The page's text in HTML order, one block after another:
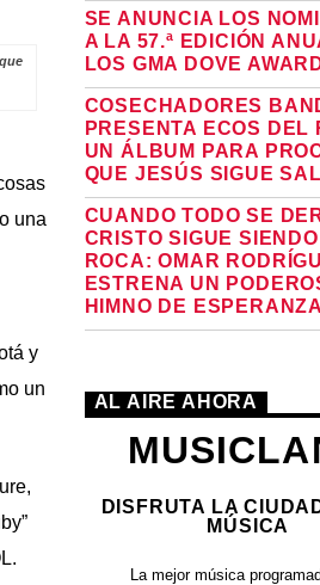
una
y
un
SE ANUNCIA LOS
A LA 57.ª EDICIÓN
LOS GMA DOVE
COSECHADORES
PRESENTA ECOS DEL
UN ÁLBUM PARA
QUE JESÚS SIGUE
CUANDO TODO SE
CRISTO SIGUE
ROCA: OMAR
ESTRENA UN
HIMNO DE ESPERANZA
AL AIRE AHORA
DISFRUTA LA
MÚSICA
La mejor música